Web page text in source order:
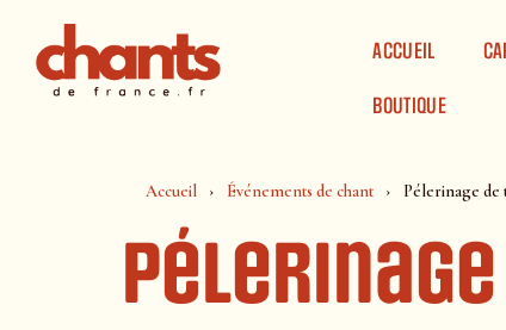
ACCUEIL
BOUTIQUE
Accueil Événements de chant Pélerinage de